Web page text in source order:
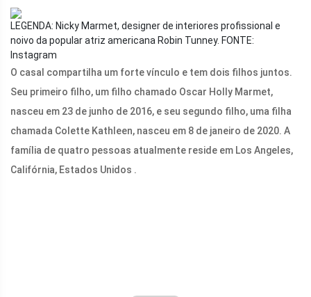
LEGENDA: Nicky Marmet, designer de interiores profissional e
noivo da popular atriz americana Robin Tunney. FONTE:
Instagram
O casal compartilha um forte vínculo e tem dois filhos juntos.
Seu primeiro filho, um filho chamado Oscar Holly Marmet,
nasceu em 23 de junho de 2016, e seu segundo filho, uma filha
chamada Colette Kathleen, nasceu em 8 de janeiro de 2020. A
família de quatro pessoas atualmente reside em Los Angeles,
Califórnia, Estados Unidos .